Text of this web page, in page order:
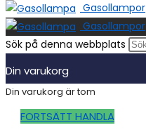
Gasollampor
Gasollampor
Sök på denna webbplats
Din varukorg
Din varukorg är tom
FORTSÄTT HANDLA